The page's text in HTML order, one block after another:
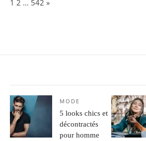
1 2 … 542 »
MODE
5 looks chics et
décontractés
pour homme